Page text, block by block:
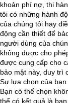
khoản phí nợ, thi
tôi có những hành
của chúng tôi hay
động cần thiết để
người dùng của
không được cho
được cung cấp cho
bảo mật này, duy trì
Sự lựa chọn của
Bạn có thể chọn
thể có kết quả là